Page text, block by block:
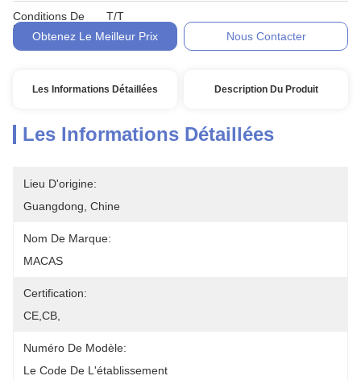
Conditions De
Paiement:
T/T
Obtenez Le Meilleur Prix
Nous Contacter
Les Informations Détaillées Description Du Produit
Les Informations Détaillées
Lieu D'origine:
Guangdong, Chine
Nom De Marque:
MACAS
Certification:
CE,CB,
Numéro De Modèle:
Le Code De L'établissement